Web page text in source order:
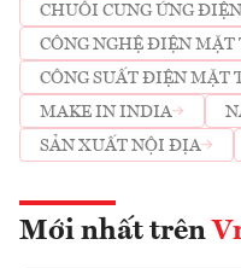
CHUỖI CUNG ỨNG
CÔNG NGHỆ ĐIỆN MẶT
CÔNG SUẤT ĐIỆN MẶT
MAKE IN INDIA
SẢN XUẤT NỘI ĐỊA
Mới nhất trên